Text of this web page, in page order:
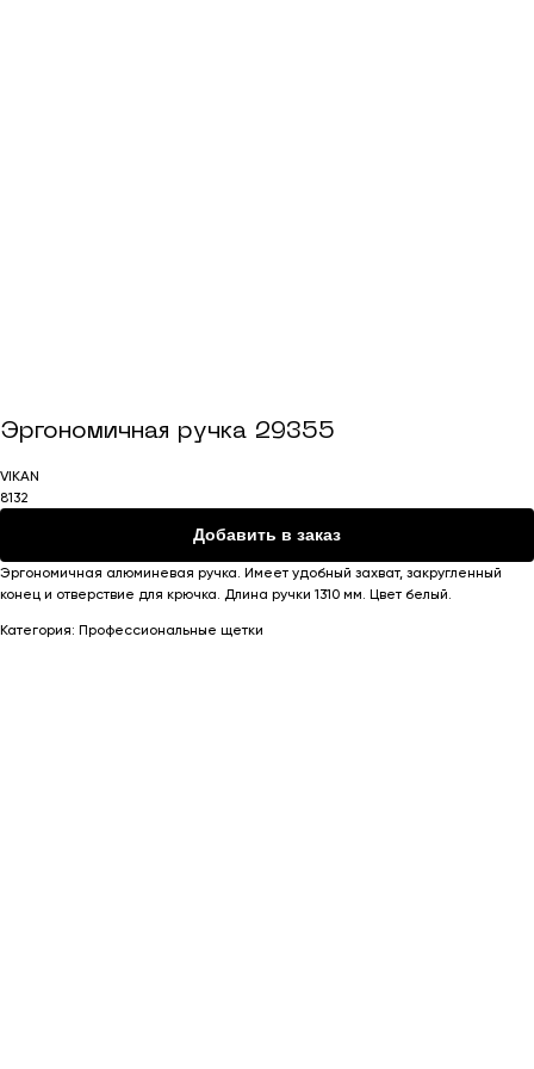
Эргономичная ручка 29355
VIKAN
8132
Добавить в заказ
Эргономичная алюминевая ручка. Имеет удобный захват, закругленный
конец и отверствие для крючка. Длина ручки 1310 мм. Цвет белый.
Категория: Профессиональные щетки